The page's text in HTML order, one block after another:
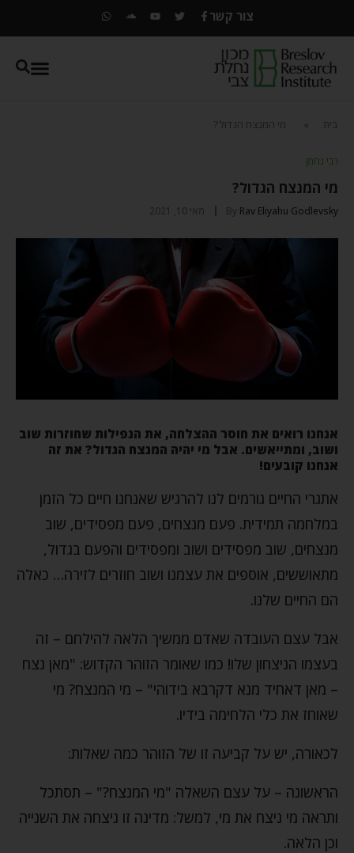
צור קשר
בית מי המנצח הגדול?
רבי נחמן
מי המנצח הגדול?
By Rav Eliyahu Godlevsky מאי 10, 2021
אנחנו רואים את חוסר ההצלחה, את הנפילות שחוזרות שוב
ושוב, ומתייאשים. אבל מי יהיה המנצח הגדול? את זה
אנחנו קובעים!
אתגרי החיים גורמים לנו להרגיש שאנחנו חיים כל הזמן
במלחמה תמידית. פעם מנצחים, פעם מפסידים, שוב
מנצחים, שוב מפסידים ושוב ומפסידים והפעם בגדול,
מתאוששים, אוספים את עצמנו ושוב חוזרים לזירה… כאלה
הם החיים שלנו.
אבל עצם העובדה שאדם ממשיך הלאה להילחם – זה
בעצמו הניצחון שלו! כמו שאומר הזוהר הקדוש: "מאן נצח
– מאן דאחיד מנא דקרבא בידוהי" – מי המנצח? מי
שאוחז את כלי הלחימה בידיו.
לכאורה, יש על קביעה זו של הזוהר כמה שאלות:
הראשונה – על עצם השאלה "מי המנצח?" – תסתכל
ותראה מי ניצח את מי, למשל: מדינה זו ניצחה את השנייה
וכן הלאה.